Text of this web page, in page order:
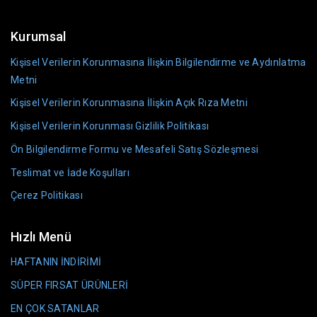
Kurumsal
Kişisel Verilerin Korunmasına İlişkin Bilgilendirme ve Aydınlatma
Metni
Kişisel Verilerin Korunmasına İlişkin Açık Rıza Metni
Kişisel Verilerin Korunması Gizlilik Politikası
Ön Bilgilendirme Formu ve Mesafeli Satış Sözleşmesi
Teslimat ve İade Koşulları
Çerez Politikası
Hızlı Menü
HAFTANIN İNDİRİMİ
SÜPER FIRSAT ÜRÜNLERİ
EN ÇOK SATANLAR